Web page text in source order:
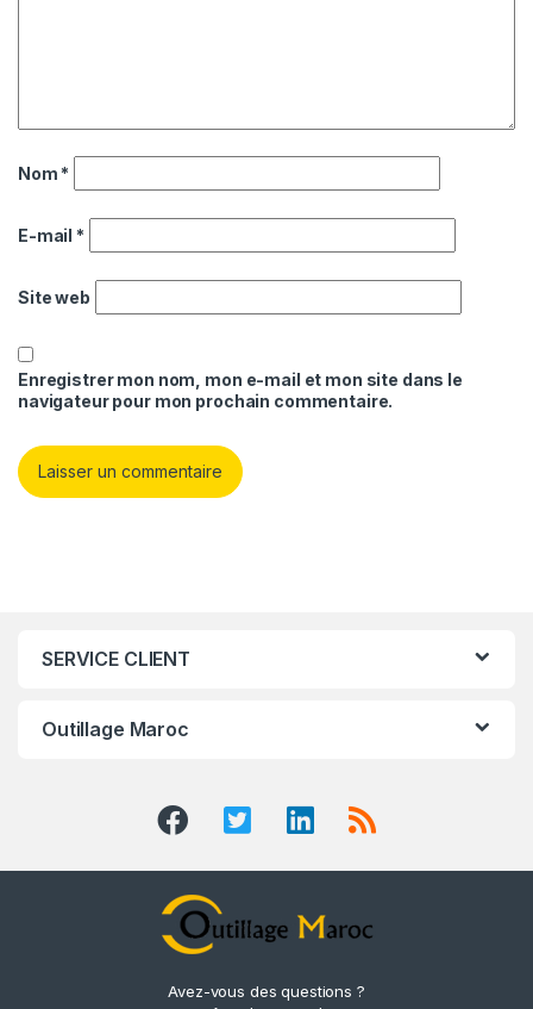
Nom *
E-mail *
Site web
Enregistrer mon nom, mon e-mail et mon site dans le
navigateur pour mon prochain commentaire.
SERVICE CLIENT
Outillage Maroc
Avez-vous des questions ?